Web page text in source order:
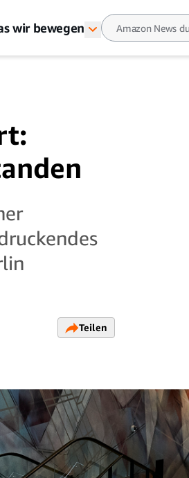
wir bewegen
Teilen